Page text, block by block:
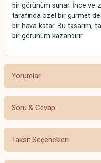
bir görünüm sunar. İnce ve
tarafında özel bir gurmet
bir hava katar. Bu tasarım,
bir görünüm kazandırır.
Yorumlar
Bu ürüne ilk
Soru & Cevap
Ürün hakkında
Taksit Seçenekleri